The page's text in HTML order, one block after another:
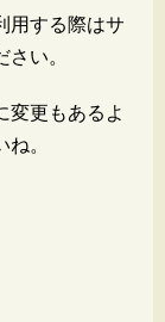
用する際はサ
い。
変更もあるよ
。